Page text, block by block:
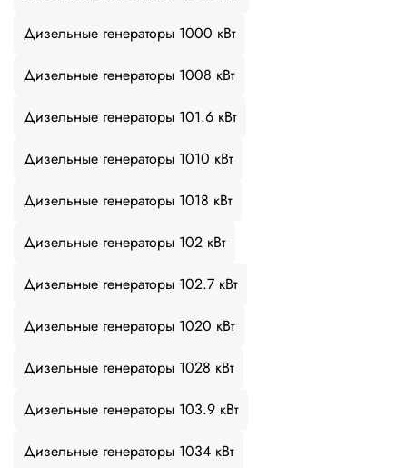
Дизельные генераторы 1000 кВт
Дизельные генераторы 1008 кВт
Дизельные генераторы 101.6 кВт
Дизельные генераторы 1010 кВт
Дизельные генераторы 1018 кВт
Дизельные генераторы 102 кВт
Дизельные генераторы 102.7 кВт
Дизельные генераторы 1020 кВт
Дизельные генераторы 1028 кВт
Дизельные генераторы 103.9 кВт
Дизельные генераторы 1034 кВт